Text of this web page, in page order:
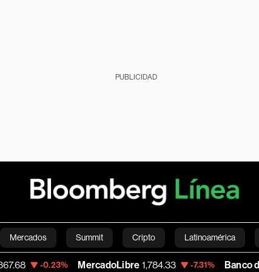
PUBLICIDAD
Mercados Summit Cripto Latinoamérica
Economía Estilo de vida Mundo
MercadoLibre 1,784.33 -7.31% Banco de Bogota